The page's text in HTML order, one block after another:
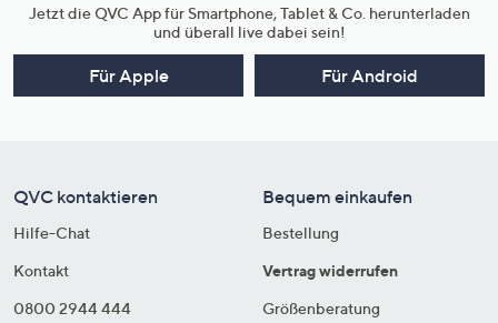
Jetzt die QVC App für Smartphone, Tablet & Co. herunterladen
und überall live dabei sein!
Für Apple Für Android
QVC kontaktieren
Hilfe-Chat
Kontakt
0800 2944 444
Bequem einkaufen
Bestellung
Vertrag widerrufen
Größenberatung